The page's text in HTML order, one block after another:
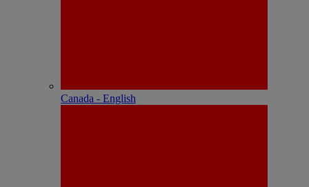
Canada - English